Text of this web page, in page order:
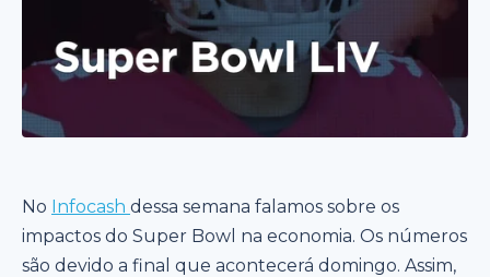
No Infocash dessa semana falamos sobre os
impactos do Super Bowl na economia. Os números
são devido a final que acontecerá domingo. Assim,